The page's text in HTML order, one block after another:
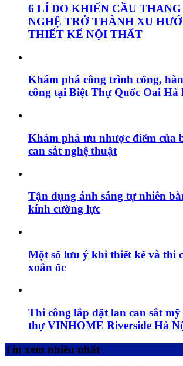
6 LÍ DO KHIẾN CẦU
NGHỆ TRỞ THÀNH XU
THIẾT KẾ NỘI THẤT
Khám phá công trình cổng,
công tại Biệt Thự Quốc Oai Hà
Khám phá ưu nhược điểm của
can sắt nghệ thuật
Tận dụng ánh sáng tự nhiên
kính cường lực
Một số lưu ý khi thiết kế và thi
xoắn ốc
Thi công lắp đặt lan can sắt
thự VINHOME Riverside Hà
Tin xem nhiều nhất